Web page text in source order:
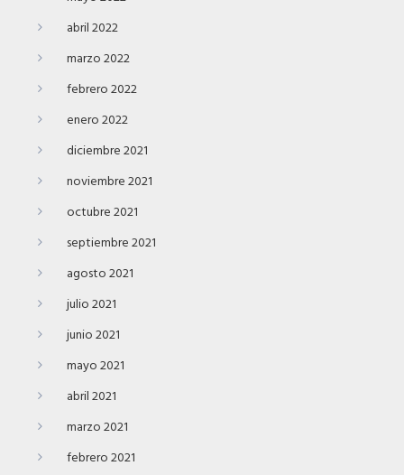
abril 2022
marzo 2022
febrero 2022
enero 2022
diciembre 2021
noviembre 2021
octubre 2021
septiembre 2021
agosto 2021
julio 2021
junio 2021
mayo 2021
abril 2021
marzo 2021
febrero 2021